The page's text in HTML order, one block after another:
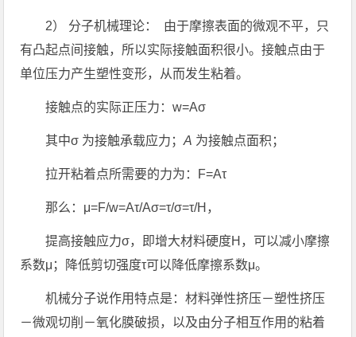
2） 分子机械理论： 由于摩擦表面的微观不平，只
有凸起点间接触，所以实际接触面积很小。接触点由于
单位压力产生塑性变形，从而发生粘着。
接触点的实际正压力：w=Aσ
其中σ 为接触承载应力；A 为接触点面积；
拉开粘着点所需要的力为：F=Aτ
那么：μ=F/w=Aτ/Aσ=τ/σ=τ/H，
提高接触应力σ，即增大材料硬度H ，可以减小摩擦
系数μ；降低剪切强度τ可以降低摩擦系数μ。
机械分子说作用特点是：材料弹性挤压－塑性挤压
－微观切削－氧化膜破损，以及由分子相互作用的粘着